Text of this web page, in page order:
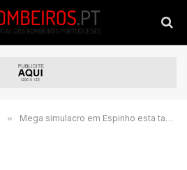
» Mega simulacro em Espinho esta tarde (276 imagens)